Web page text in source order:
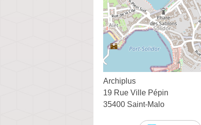
Archiplus
19 Rue Ville Pépin
35400 Saint-Malo